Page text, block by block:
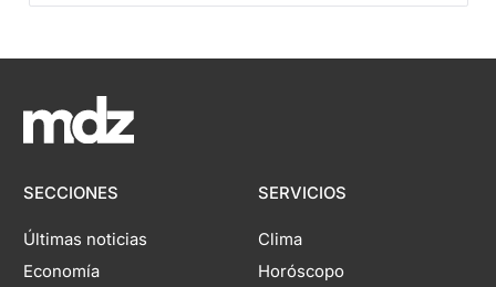
SECCIONES
Últimas noticias
Economía
SERVICIOS
Clima
Horóscopo